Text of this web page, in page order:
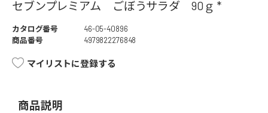
セブンプレミアム ごぼうサラダ 90ｇ *
カタログ番号
46-05-40896
商品番号
4979822276848
マイリストに登録する
商品説明